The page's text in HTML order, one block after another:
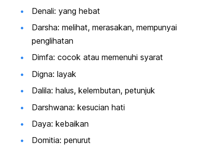
Denali: yang hebat
Darsha: melihat, merasakan, mempunyai
penglihatan
Dimfa: cocok atau memenuhi syarat
Digna: layak
Dalila: halus, kelembutan, petunjuk
Darshwana: kesucian hati
Daya: kebaikan
Domitia: penurut